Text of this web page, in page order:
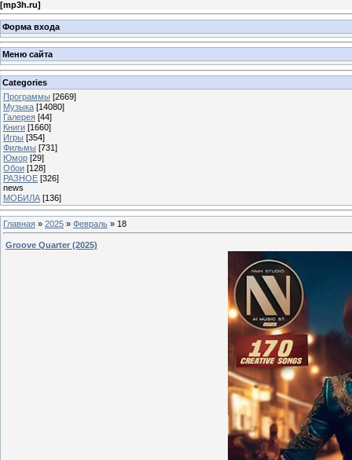
[mp3h.ru]
Форма входа
Меню сайта
Categories
Программы [2669]
Музыка [14080]
Галерея [44]
Книги [1660]
Игры [354]
Фильмы [731]
Юмор [29]
Обои [128]
РАЗНОЕ [326]
news
МОБИЛА [136]
Главная » 2025 » Февраль » 18
Groove Quarter (2025)